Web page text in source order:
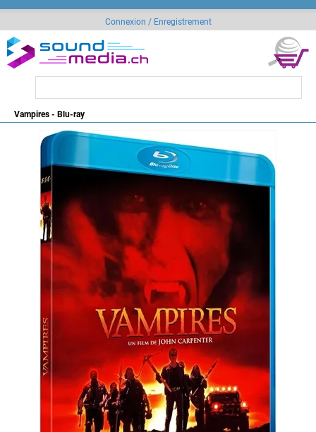
Connexion / Enregistrement
Vampires - Blu-ray